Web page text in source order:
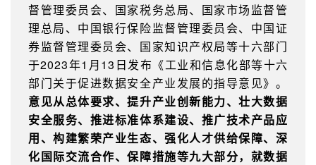
督管理委员会、国家税务总局、国家市场监督管
理总局、中国银行保险监督管理委员会、中国证
券监督管理委员会、国家知识产权局等十六部门
于2023年1月13日发布《工业和信息化部等十六
部门关于促进数据安全产业发展的指导意见》。
意见从总体要求、提升产业创新能力、壮大数据
安全服务、推进标准体系建设、推广技术产品应
用、构建繁荣产业生态、强化人才供给保障、深
化国际交流合作、保障措施等九大部分，就数据